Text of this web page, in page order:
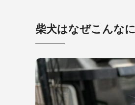
柴犬はなぜこんな